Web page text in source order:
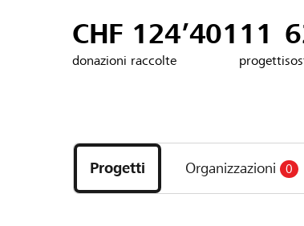
CHF 124’401
donazioni raccolte
11
progetti
i
progetti
e
Progetti Organizzazioni 0